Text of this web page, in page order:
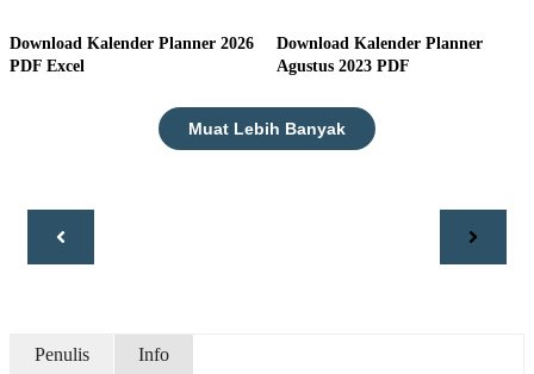
Download Kalender Planner 2026
PDF Excel
Download Kalender Planner
Agustus 2023 PDF
Muat Lebih Banyak
Penulis Info